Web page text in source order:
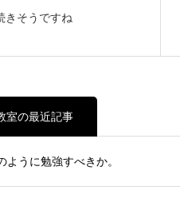
きそうですね
室の最近記事
うに勉強すべきか。